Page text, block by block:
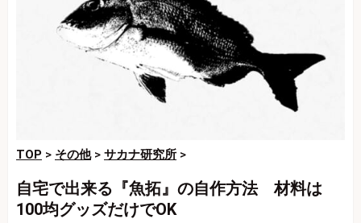
TOP > その他> サカナ研究所 >
自宅で出来る『魚拓』の自作方法 材料は
100均グッズだけでOK